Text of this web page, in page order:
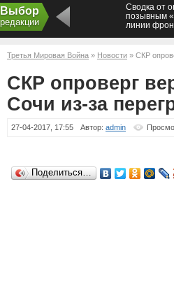
Выбор
редакции
Сводка от
позывным
линии
Третья Мировая Война » Новости » СКР
СКР опроверг
Сочи из-за
27-04-2017, 17:55 Автор: admin
Поделиться…